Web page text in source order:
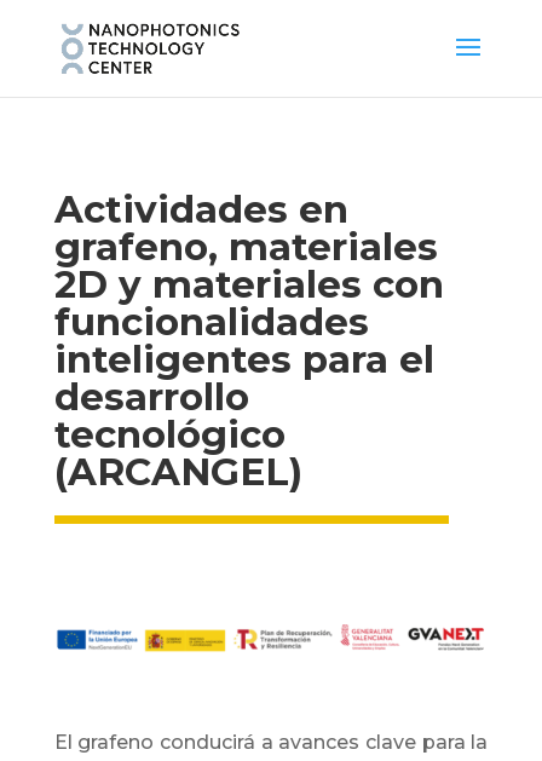
Actividades en
grafeno, materiales
2D y materiales con
funcionalidades
inteligentes para el
desarrollo
tecnológico
(ARCANGEL)
El grafeno conducirá a avances clave para la